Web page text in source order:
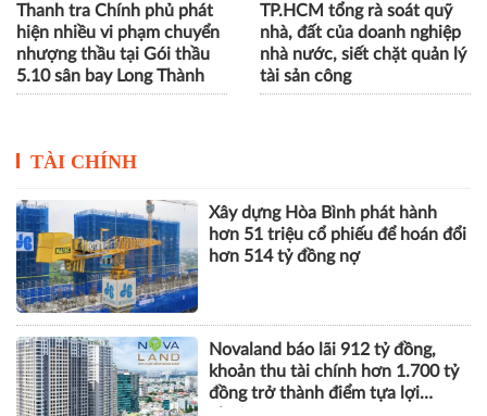
Thanh tra Chính phủ phát
hiện nhiều vi phạm chuyển
nhượng thầu tại Gói thầu
5.10 sân bay Long Thành
TP.HCM tổng rà soát quỹ
nhà, đất của doanh nghiệp
nhà nước, siết chặt quản lý
tài sản công
TÀI CHÍNH
Xây dựng Hòa Bình phát hành
hơn 51 triệu cổ phiếu để hoán đổi
hơn 514 tỷ đồng nợ
Novaland báo lãi 912 tỷ đồng,
khoản thu tài chính hơn 1.700 tỷ
đồng trở thành điểm tựa lợi